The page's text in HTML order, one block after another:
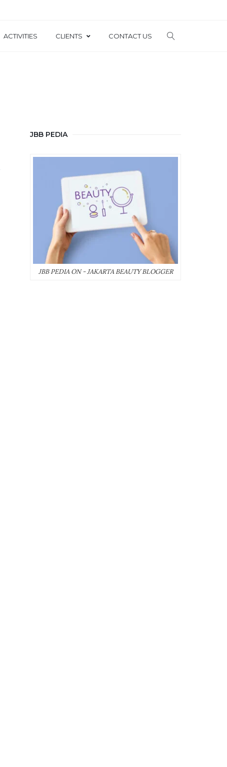
ACTIVITIES CLIENTS CONTACT US
JBB PEDIA
JBB PEDIA ON - JAKARTA BEAUTY BLOGGER